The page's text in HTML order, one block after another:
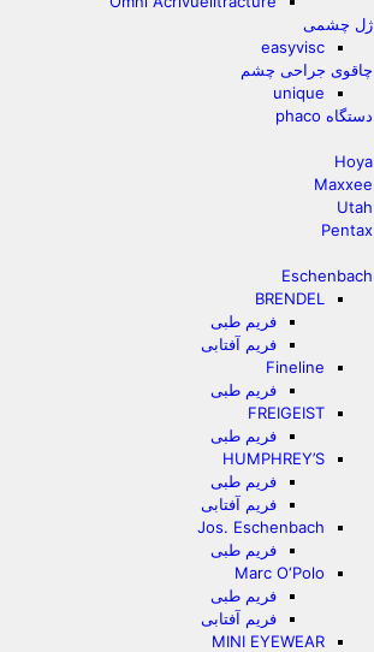
ژل چشمی
easyvisc
چاقوی جراحی چشم
unique
دستگاه phaco
Hoya
Maxxee
Utah
Pentax
Eschenbach
BRENDEL
فریم طبی
فریم آفتابی
Fineline
فریم طبی
FREIGEIST
فریم طبی
HUMPHREY’S
فریم طبی
فریم آفتابی
Jos. Eschenbach
فریم طبی
Marc O‘Polo
فریم طبی
فریم آفتابی
MINI EYEWEAR